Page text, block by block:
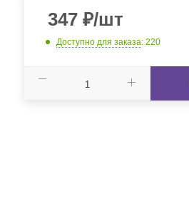
347₽/шт
Доступно для заказа: 220